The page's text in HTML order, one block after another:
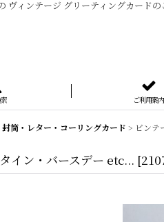
ヴィンテージ グリーティングカー
ご利用案内
筒・レター・コーリングカード > ビンテ
イン・バースデー etc... [